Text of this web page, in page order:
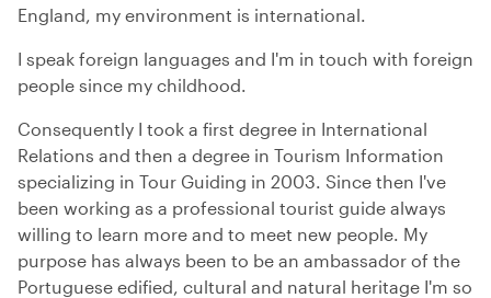
England, my environment is international.
I speak foreign languages and I'm in touch with foreign
people since my childhood.
Consequently I took a first degree in International
Relations and then a degree in Tourism Information
specializing in Tour Guiding in 2003. Since then I've
been working as a professional tourist guide always
willing to learn more and to meet new people. My
purpose has always been to be an ambassador of the
Portuguese edified, cultural and natural heritage I'm so